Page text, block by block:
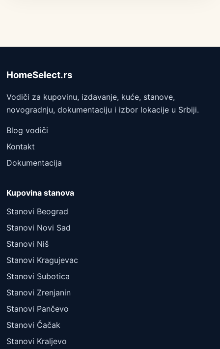
HomeSelect.rs
Vodiči za kupovinu, izdavanje, kuće, stanove,
novogradnju, dokumentaciju i izbor lokacije u Srbiji.
Blog vodiči
Kontakt
Dokumentacija
Kupovina stanova
Stanovi Beograd
Stanovi Novi Sad
Stanovi Niš
Stanovi Kragujevac
Stanovi Subotica
Stanovi Zrenjanin
Stanovi Pančevo
Stanovi Čačak
Stanovi Kraljevo